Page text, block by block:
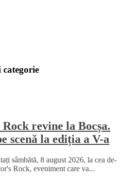
categorie
revine la Bocșa.
scenă la ediția a V-a
sâmbătă, 8 august 2026, la cea de-
Rock, eveniment care va...